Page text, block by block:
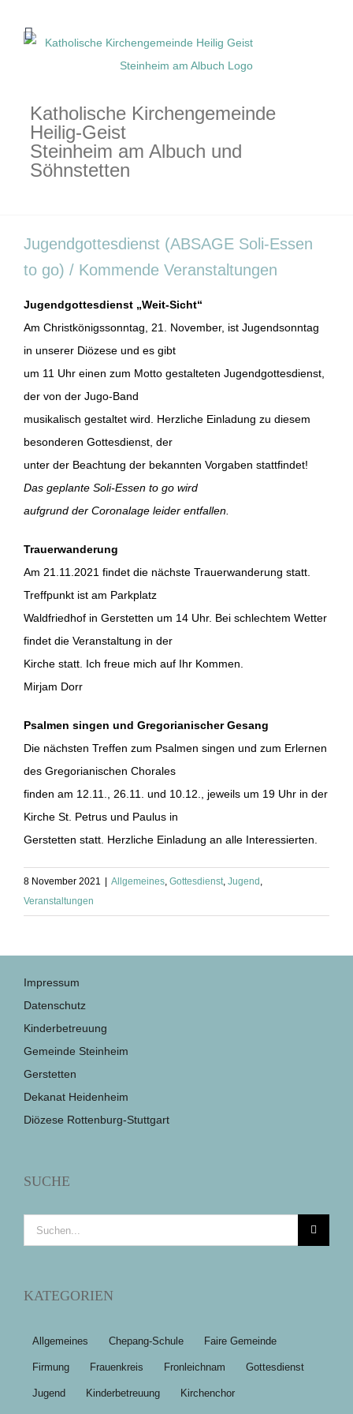
Inhalt
Katholische Kirchengemeinde
Heilig-Geist
Steinheim am Albuch und
Söhnstetten
Jugendgottesdienst (ABSAGE Soli-Essen
to go) / Kommende Veranstaltungen
Jugendgottesdienst „Weit-Sicht“
Am Christkönigssonntag, 21. November, ist Jugendsonntag
in unserer Diözese und es gibt
um 11 Uhr einen zum Motto gestalteten Jugendgottesdienst,
der von der Jugo-Band
musikalisch gestaltet wird. Herzliche Einladung zu diesem
besonderen Gottesdienst, der
unter der Beachtung der bekannten Vorgaben stattfindet!
Das geplante Soli-Essen to go wird
aufgrund der Coronalage leider entfallen.
Trauerwanderung
Am 21.11.2021 findet die nächste Trauerwanderung statt.
Treffpunkt ist am Parkplatz
Waldfriedhof in Gerstetten um 14 Uhr. Bei schlechtem Wetter
findet die Veranstaltung in der
Kirche statt. Ich freue mich auf Ihr Kommen.
Mirjam Dorr
Psalmen singen und Gregorianischer Gesang
Die nächsten Treffen zum Psalmen singen und zum Erlernen
des Gregorianischen Chorales
finden am 12.11., 26.11. und 10.12., jeweils um 19 Uhr in der
Kirche St. Petrus und Paulus in
Gerstetten statt. Herzliche Einladung an alle Interessierten.
8 November 2021 Allgemeines, Gottesdienst, Jugend ,
Veranstaltungen
Impressum
Datenschutz
Kinderbetreuung
Gemeinde Steinheim
Gerstetten
Dekanat Heidenheim
Diözese Rottenburg-Stuttgart
SUCHE
Suche
nach:
KATEGORIEN
Allgemeines Chepang-Schule Faire Gemeinde
Firmung Frauenkreis Fronleichnam Gottesdienst
Jugend Kinderbetreuung Kirchenchor